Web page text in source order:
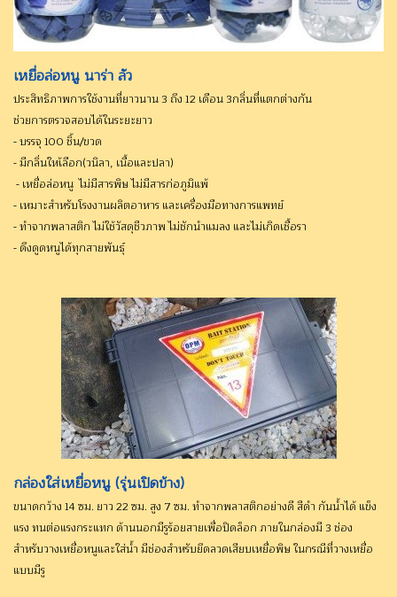
เหยื่อล่อหนู นาร่า ลัว
ประสิทธิภาพการใช้งานที่ยาวนาน 3 ถึง 12 เดือน 3กลิ่นที่แตกต่างกัน
ช่วยการตรวจสอบได้ในระยะยาว
- บรรจุ 100 ชิ้น/ขวด
- มีกลิ่นใหเ้ลือก(วนิลา, เนื้อและปลา)
- เหยื่อล่อหนู ไม่มีสารพิษ ไม่มีสารก่อภูมิแพ้
- เหมาะสำหรับโรงงานผลิตอาหาร และเครื่องมือทางการแพทย์
- ทำจากพลาสติก ไม่ใช้วัสดุชีวภาพ ไม่ชักนำแมลง และไม่เกิดเชื้อรา
- ดึงดูดหนูได้ทุกสายพันธุ์
กล่องใส่เหยื่อหนู (รุ่นเปิดข้าง)
ขนาดกว้าง 14 ซม. ยาว 22 ซม. สูง 7 ซม. ทำจากพลาสติกอย่างดี สีดำ กันน้ำได้ แข็ง
แรง ทนต่อแรงกระแทก ด้านนอกมีรูร้อยสายเพื่อปิดล็อก ภายในกล่องมี 3 ช่อง
สำหรับวางเหยื่อหนูและใส่น้ำ มีช่องสำหรับยึดลวดเสียบเหยื่อพิษ ในกรณีที่วางเหยื่อ
แบบมีรู